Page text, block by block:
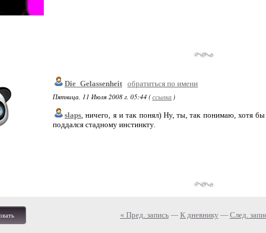
Die_Gelassenheit обратиться по имени
Пятница, 11 Июля 2008 г. 05:44 (ссылка )
slaps, ничего, я и так понял) Ну, ты, так понимаю, хотя
поддался стадному инстинкту.
« Пред. запись— К дневнику — След.